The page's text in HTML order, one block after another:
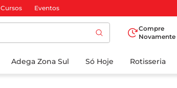
Cursos Eventos
Compre
Novamente
Adega Zona Sul Só Hoje Rotisseria
BUSCADOS